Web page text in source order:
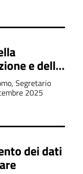
e della
Segretario
2025
dei dati